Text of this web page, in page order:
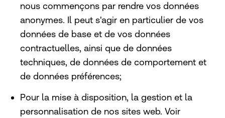
nous commençons par rendre vos données
anonymes. Il peut s'agir en particulier de vos
données de base et de vos données
contractuelles, ainsi que de données
techniques, de données de comportement et
de données préférences;
Pour la mise à disposition, la gestion et la
personnalisation de nos sites web. Voir